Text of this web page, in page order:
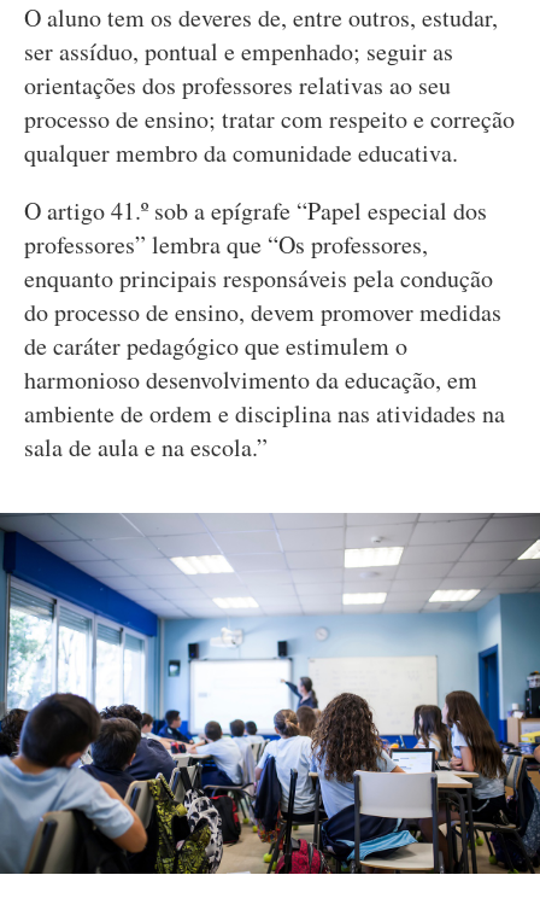
O aluno tem os deveres de, entre outros, estudar,
ser assíduo, pontual e empenhado; seguir as
orientações dos professores relativas ao seu
processo de ensino; tratar com respeito e correção
qualquer membro da comunidade educativa.
O artigo 41.º sob a epígrafe “Papel especial dos
professores” lembra que “Os professores,
enquanto principais responsáveis pela condução
do processo de ensino, devem promover medidas
de caráter pedagógico que estimulem o
harmonioso desenvolvimento da educação, em
ambiente de ordem e disciplina nas atividades na
sala de aula e na escola.”